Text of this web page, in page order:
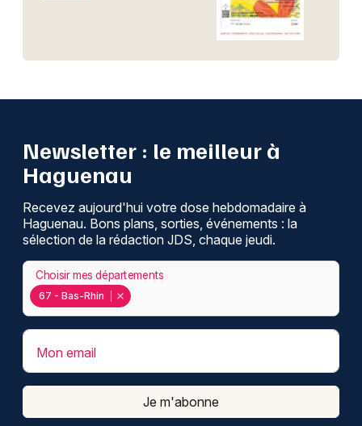
Newsletter : le meilleur à
Haguenau
Recevez aujourd'hui votre dose hebdomadaire à
Haguenau. Bons plans, sorties, événements : la
sélection de la rédaction JDS, chaque jeudi.
67 - Bas-Rhin
Choisir mes départements
Mon email
Je m'abonne